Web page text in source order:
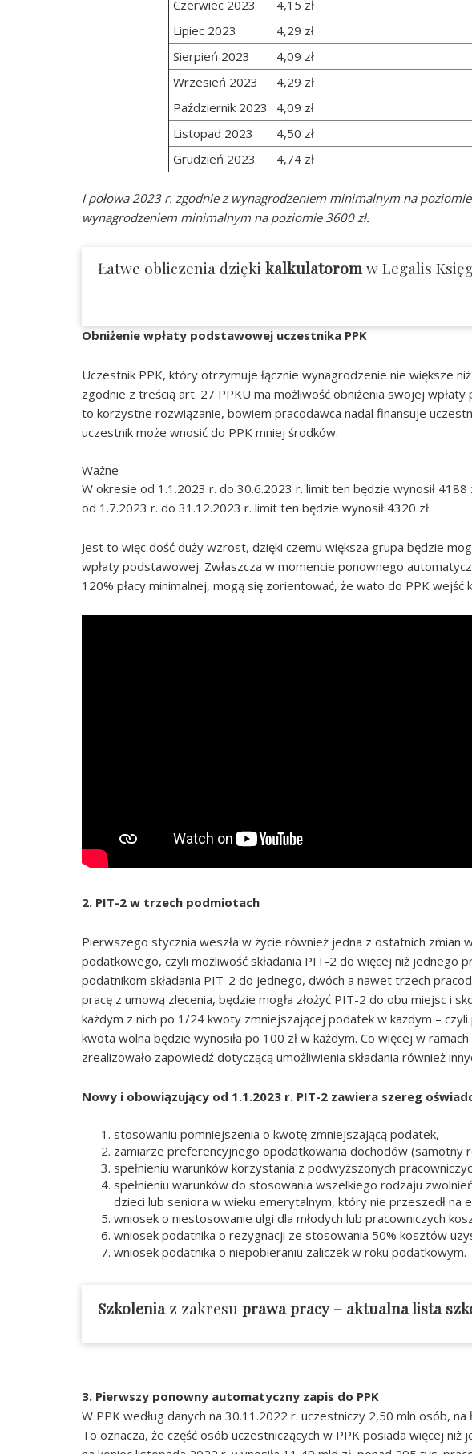
Czerwiec 2023
4,15 zł
Lipiec 2023
4,29 zł
Sierpień 2023
4,09 zł
Wrzesień 2023
4,29 zł
Październik 2023
4,09 zł
Listopad 2023
4,50 zł
Grudzień 2023
4,74 zł
I połowa 2023 r. zgodnie z wynagrodzeniem minimalnym na
wynagrodzeniem minimalnym na poziomie 3600 zł.
Łatwe obliczenia dzięki kalkulatoromw Legalis
Obniżenie wpłaty podstawowej uczestnika PPK
Uczestnik PPK, który otrzymuje łącznie wynagrodzenie nie większe
zgodnie z treścią art. 27 PPKU ma możliwość obniżenia swojej
to korzystne rozwiązanie, bowiem pracodawca nadal finansuje
uczestnik może wnosić do PPK mniej środków.
Ważne
W okresie od 1.1.2023 r. do 30.6.2023 r. limit ten będzie wynosił 4188
od 1.7.2023 r. do 31.12.2023 r. limit ten będzie wynosił 4320 zł.
Jest to więc dość duży wzrost, dzięki czemu większa grupa będzie
wpłaty podstawowej. Zwłaszcza w momencie ponownego
120% płacy minimalnej, mogą się zorientować, że wato do PPK
2. PIT-2 w trzech podmiotach
Pierwszego stycznia weszła w życie również jedna z ostatnich zmian
podatkowego, czyli możliwość składania PIT-2 do więcej niż jednego
podatnikom składania PIT-2 do jednego, dwóch a nawet trzech
pracę z umową zlecenia, będzie mogła złożyć PIT-2 do obu miejsc i
każdym z nich po 1/24 kwoty zmniejszającej podatek w każdym –
kwota wolna będzie wynosiła po 100 zł w każdym. Co więcej w
zrealizowało zapowiedź dotyczącą umożliwienia składania również
Nowy i obowiązujący od 1.1.2023 r. PIT-2 zawiera szereg
stosowaniu pomniejszenia o kwotę zmniejszającą podatek,
zamiarze preferencyjnego opodatkowania dochodów (samotny
spełnieniu warunków korzystania z podwyższonych
spełnieniu warunków do stosowania wszelkiego rodzaju
dzieci lub seniora w wieku emerytalnym, który nie przeszedł na
wniosek o niestosowanie ulgi dla młodych lub pracowniczych
wniosek podatnika o rezygnacji ze stosowania 50% kosztów
wniosek podatnika o niepobieraniu zaliczek w roku podatkowym.
Szkoleniaz zakresu prawa pracy– aktualna lista
3. Pierwszy ponowny automatyczny zapis do PPK
W PPK według danych na 30.11.2022 r. uczestniczy 2,50 mln osób, na
To oznacza, że część osób uczestniczących w PPK posiada więcej niż